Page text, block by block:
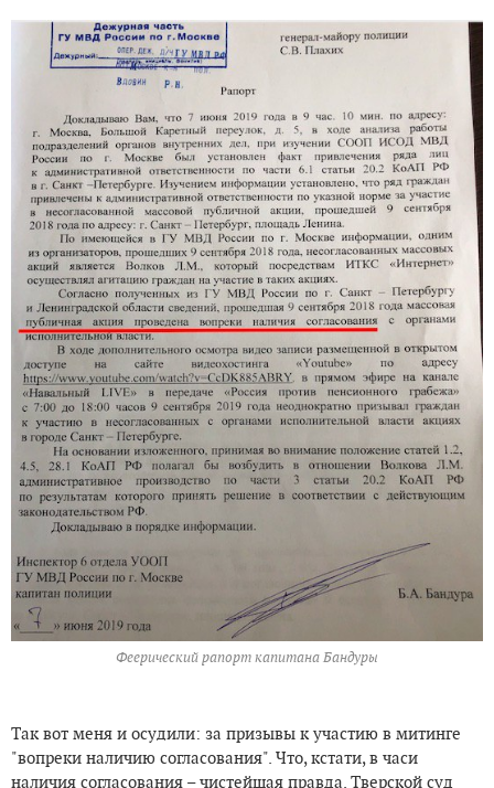
Феерический рапорт капитана Бандуры
Так вот меня и осудили: за призывы к участию в митинге
"вопреки наличию согласования". Что, кстати, в часи
наличия согласования – чистейшая правда. Тверской суд